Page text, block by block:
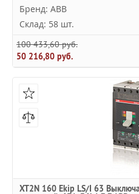
Бренд: ABB
Склад: 58 шт.
100 433,60 руб.
50 216,80 руб.
XT2N 160 Ekip LS/I 63